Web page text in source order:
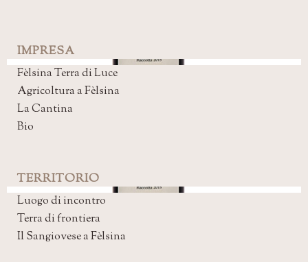
IMPRESA
Fèlsina Terra di Luce
Agricoltura a Fèlsina
La Cantina
Bio
TERRITORIO
Luogo di incontro
Terra di frontiera
Il Sangiovese a Fèlsina